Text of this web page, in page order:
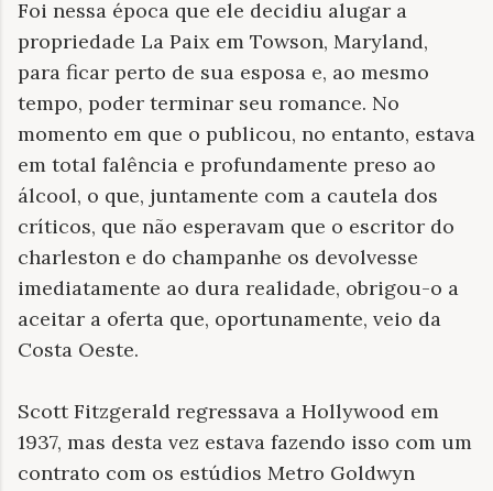
Foi nessa época que ele decidiu alugar a
propriedade La Paix em Towson, Maryland,
para ficar perto de sua esposa e, ao mesmo
tempo, poder terminar seu romance. No
momento em que o publicou, no entanto, estava
em total falência e profundamente preso ao
álcool, o que, juntamente com a cautela dos
críticos, que não esperavam que o escritor do
charleston e do champanhe os devolvesse
imediatamente ao dura realidade, obrigou-o a
aceitar a oferta que, oportunamente, veio da
Costa Oeste.
Scott Fitzgerald regressava a Hollywood em
1937, mas desta vez estava fazendo isso com um
contrato com os estúdios Metro Goldwyn